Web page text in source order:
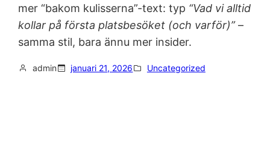
mer “bakom kulisserna”-text: typ “Vad vi alltid
kollar på första platsbesöket (och varför)”–
samma stil, bara ännu mer insider.
admin januari 21, 2026 Uncategorized